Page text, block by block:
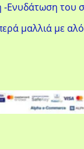
-Ενυδάτωση του
μαλλιά με